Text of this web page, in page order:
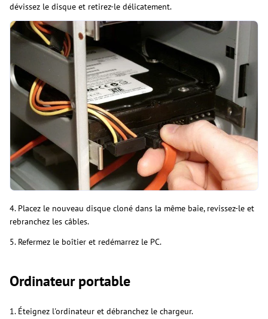
dévissez le disque et retirez-le délicatement.
4. Placez le nouveau disque cloné dans la même baie, revissez-le et
rebranchez les câbles.
5. Refermez le boîtier et redémarrez le PC.
Ordinateur portable
1. Éteignez l'ordinateur et débranchez le chargeur.